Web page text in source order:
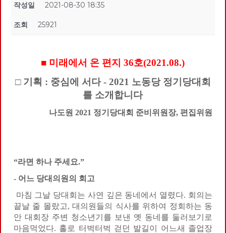
작성일 2021-08-30 18:35
조회 25921
■ 미래에서 온 편지 36호(2021.08.)
□ 기획 : 중심에 서다 - 2021 노동당 정기당대회
를 소개합니다
나도원 2021 정기당대회 준비위원장, 편집위원
“라면 하나 주세요.”
- 어느 당대의원의 회고
마침 그날 당대회는 사연 깊은 동네에서 열렸다. 회의는
끝날 줄 몰랐고, 대의원들의 식사를 위하여 정회하는 동
안 대회장 주변 청소년기를 보낸 옛 동네를 둘러보기로
마음먹었다. 홀로 터벅터벅 걷던 발길이 어느새 졸업장